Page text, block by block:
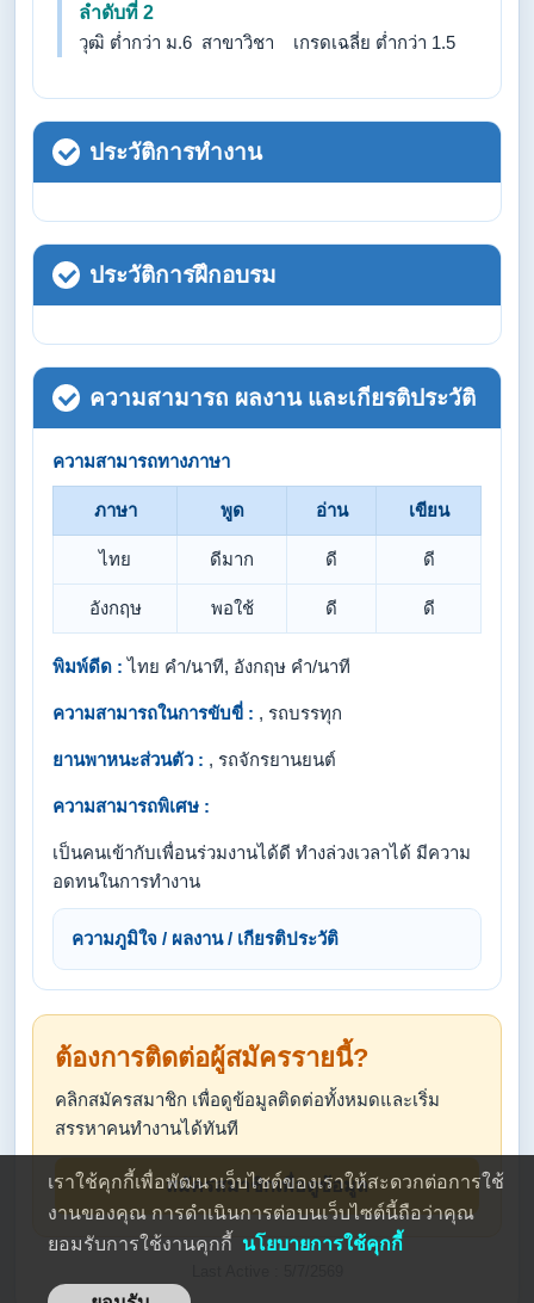
ลำดับที่ 2
วุฒิ ต่ำกว่า ม.6 สาขาวิชา เกรดเฉลี่ย ต่ำกว่า 1.5
ประวัติการทำงาน
ประวัติการฝึกอบรม
ความสามารถ ผลงาน และเกียรติประวัติ
ความสามารถทางภาษา
ภาษา พูด อ่าน เขียน
ไทย ดีมาก ดี ดี
อังกฤษ พอใช้ ดี ดี
พิมพ์ดีด : ไทย คำ/นาที, อังกฤษ คำ/นาที
ความสามารถในการขับขี่ : , รถบรรทุก
ยานพาหนะส่วนตัว : , รถจักรยานยนต์
ความสามารถพิเศษ :
เป็นคนเข้ากับเพื่อนร่วมงานได้ดี ทำงล่วงเวลาได้ มีความ
อดทนในการทำงาน
ความภูมิใจ / ผลงาน / เกียรติประวัติ
ต้องการติดต่อผู้สมัครรายนี้?
คลิกสมัครสมาชิก เพื่อดูข้อมูลติดต่อทั้งหมดและเริ่ม
สรรหาคนทำงานได้ทันที
สมัครสมาชิกเพื่อดูข้อมูล
เราใช้คุกกี้เพื่อพัฒนาเว็บไซต์ของเราให้สะดวกต่อการใช้
งานของคุณ การดำเนินการต่อบนเว็บไซต์นี้ถือว่าคุณ
ยอมรับการใช้งานคุกกี้ นโยบายการใช้คุกกี้